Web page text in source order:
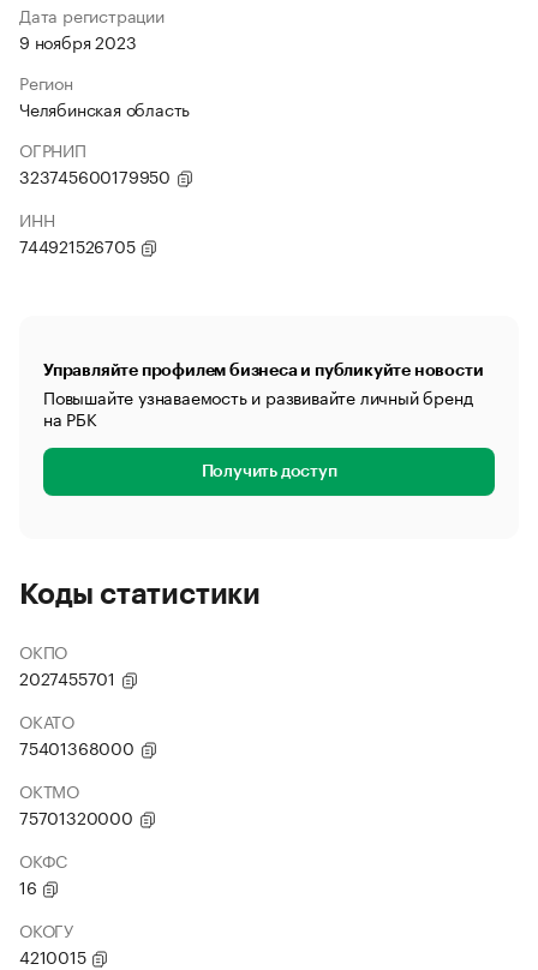
Дата регистрации
9 ноября 2023
Регион
Челябинская область
ОГРНИП
323745600179950
ИНН
744921526705
Управляйте профилем бизнеса и публикуйте новости
Повышайте узнаваемость и развивайте личный бренд
на РБК
Получить доступ
Коды статистики
ОКПО
2027455701
ОКАТО
75401368000
ОКТМО
75701320000
ОКФС
16
ОКОГУ
4210015